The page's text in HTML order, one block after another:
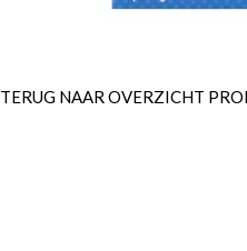
TERUG NAAR OVERZICHT